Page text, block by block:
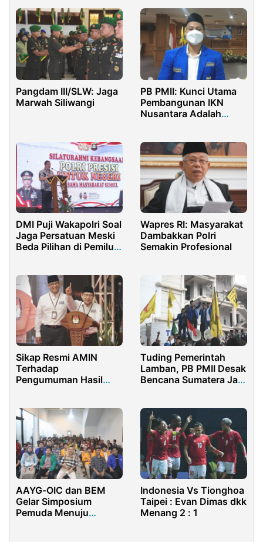
Pangdam III/SLW: Jaga
Marwah Siliwangi
PB PMII: Kunci Utama
Pembangunan IKN
Nusantara Adalah
DMI Puji Wakapolri Soal
Jaga Persatuan Meski
Beda Pilihan di Pemilu
Wapres RI: Masyarakat
Dambakkan Polri
Semakin Profesional
Sikap Resmi AMIN
Terhadap
Pengumuman Hasil
Tuding Pemerintah
Lamban, PB PMII Desak
Bencana Sumatera Jadi
AAYG-OIC dan BEM
Gelar Simposium
Pemuda Menuju
Indonesia Vs Tionghoa
Taipei : Evan Dimas dkk
Menang 2 : 1